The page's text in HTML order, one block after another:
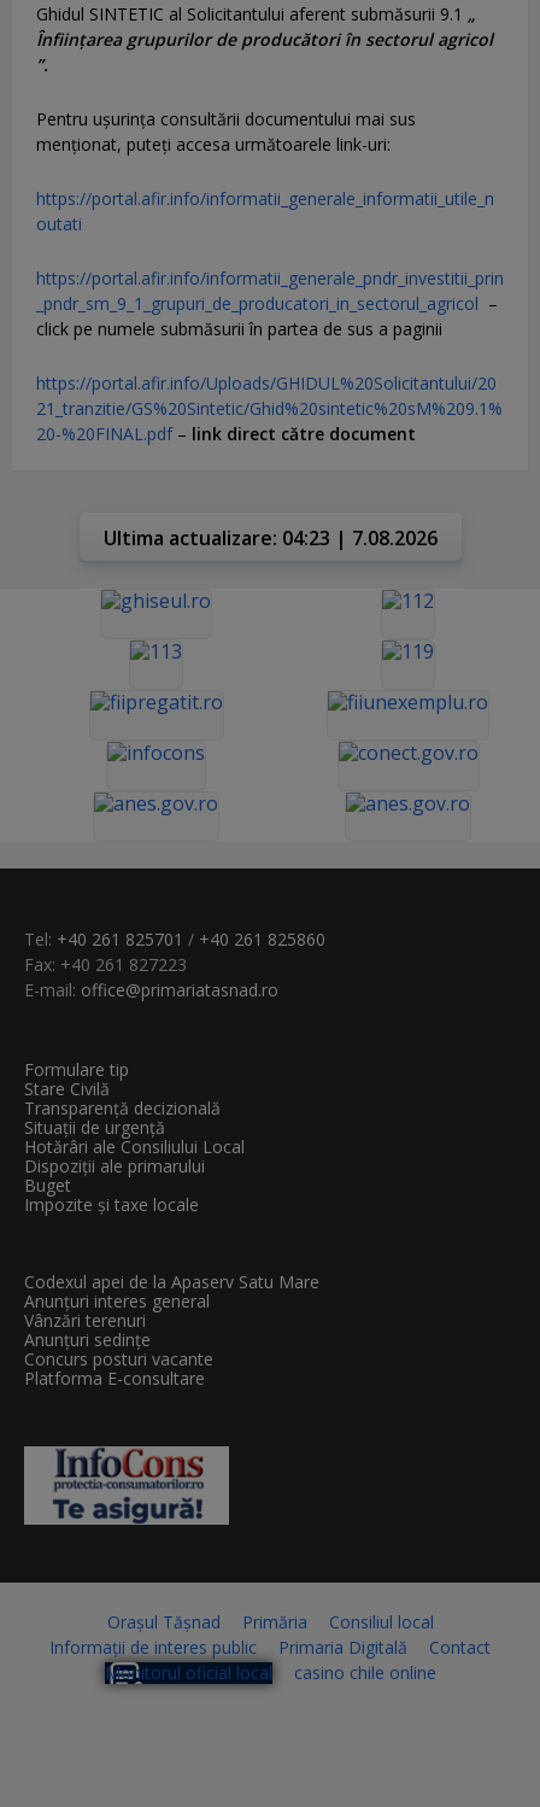
Ghidul SINTETIC al Solicitantului aferent submăsurii 9.1 „
Înființarea grupurilor de producători în sectorul agricol
”.
Pentru uşurinţa consultării documentului mai sus
menţionat, puteţi accesa următoarele link-uri:
https://portal.afir.info/informatii_generale_informatii_utile_n
outati
https://portal.afir.info/informatii_generale_pndr_investitii_prin
_pndr_sm_9_1_grupuri_de_producatori_in_sectorul_agricol –
click pe numele submăsurii în partea de sus a paginii
https://portal.afir.info/Uploads/GHIDUL%20Solicitantului/20
21_tranzitie/GS%20Sintetic/Ghid%20sintetic%20sM%209.1%
20-%20FINAL.pdf– link direct către document
Ultima actualizare: 04:23 | 7.08.2026
Tel: +40 261 825701 / +40 261 825860
Fax: +40 261 827223
E-mail: office@primariatasnad.ro
Formulare tip
Stare Civilă
Transparenţă decizională
Situații de urgență
Hotărâri ale Consiliului Local
Dispoziții ale primarului
Buget
Impozite și taxe locale
Codexul apei de la Apaserv Satu Mare
Anunțuri interes general
Vânzări terenuri
Anunțuri sedințe
Concurs posturi vacante
Platforma E-consultare
Orașul Tășnad Primăria
Consiliul local
Informații de interes public
Primaria Digitală
Contact
Monitorul oficial local
casino chile online